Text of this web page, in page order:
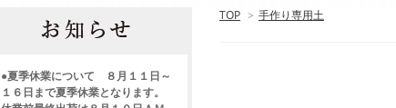
TOP > 手作り専用土
●夏季休業について ８月１１日～
１６日まで夏季休業となります。